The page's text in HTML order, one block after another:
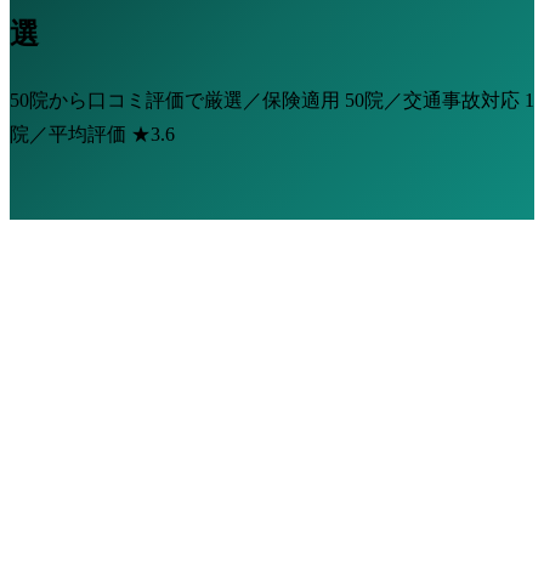
選
50院から口コミ評価で厳選／保険適用 50院 ／交通事故対応 1
院 ／平均評価 ★3.6